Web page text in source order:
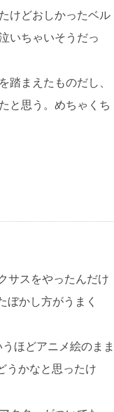
けどおしかったベル
いちゃいそうだっ
まえたものだし、
と思う。めちゃくち
サスをやったんだけ
かし方がうまく
ほどアニメ絵のまま
うかなと思ったけ